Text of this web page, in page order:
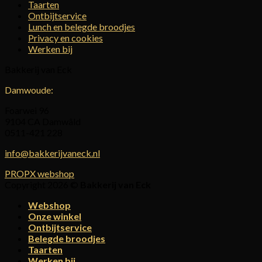
Taarten
Ontbijtservice
Lunch en belegde broodjes
Privacy en cookies
Werken bij
Damwoude:
info@bakkerijvaneck.nl
PROPX webshop
Webshop
Onze winkel
Ontbijtservice
Belegde broodjes
Taarten